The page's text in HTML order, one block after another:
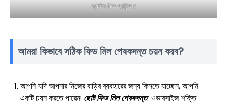
ক্যাটল ফিড গ্রাইন্ডার
আমরা কিভাবে সঠিক ফিড মিল পেষকদন্ত চয়ন করব?
আপনি যদি আপনার নিজের বাড়ির ব্যবহারের জন্য কিনতে যাচ্ছেন, আপনি
একটি চয়ন করতে পারেন৷ ছোট ফিড মিল পেষকদন্ত. ওভারসাইজ শক্তি